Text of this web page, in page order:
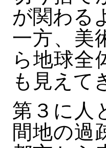
が関わる
一方、美
ら地球全
も見えて
第３に人
間地の過